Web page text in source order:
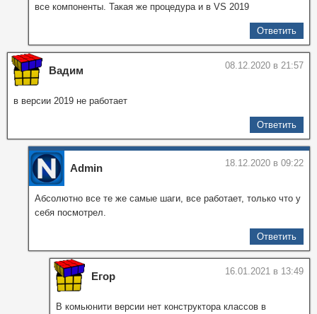
все компоненты. Такая же процедура и в VS 2019
Ответить
Вадим 08.12.2020 в 21:57
в версии 2019 не работает
Ответить
Admin 18.12.2020 в 09:22
Абсолютно все те же самые шаги, все работает, только что у
себя посмотрел.
Ответить
Егор 16.01.2021 в 13:49
В комьюнити версии нет конструктора классов в